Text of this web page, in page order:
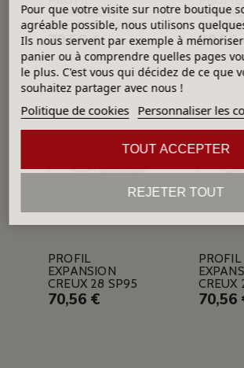
EXPANSION
CREUX 30 SP95
70,56 €
CREUX
70,56
PROFIL
EXPANSION
CREUX 28 SP95
70,56 €
PROFIL
CREUX
70,56
Pour que votre visite sur notre boutique
agréable possible, nous utilisons
Ils nous servent par exemple à
panier ou à comprendre quelles pages
le plus. C'est vous qui décidez de ce que
souhaitez partager avec nous !
Politique de cookies Personnaliser les
REJETER TOUT
TOUT ACCEPTER